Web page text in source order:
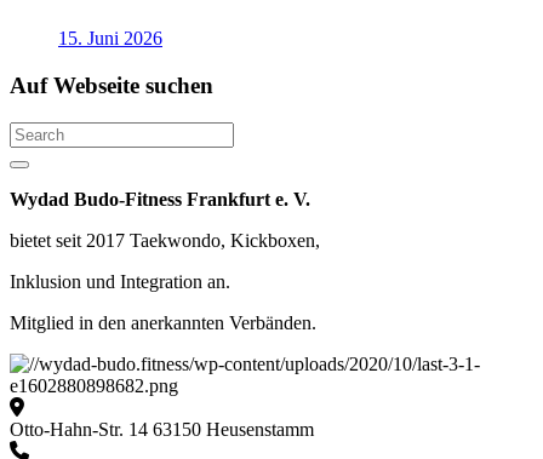
15. Juni 2026
AufWebseite suchen
Search
Wydad Budo-Fitness Frankfurt e. V.
bietet seit 2017 Taekwondo, Kickboxen,
Inklusion und Integration an.
Mitglied in den anerkannten Verbänden.
Otto-Hahn-Str. 14 63150 Heusenstamm